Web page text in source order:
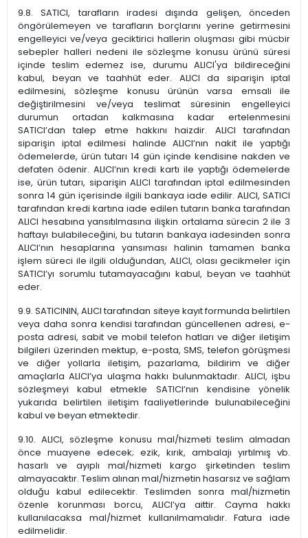
9.8. SATICI, tarafların iradesi dışında gelişen, önceden
öngörülemeyen ve tarafların borçlarını yerine getirmesini
engelleyici ve/veya geciktirici hallerin oluşması gibi mücbir
sebepler halleri nedeni ile sözleşme konusu ürünü süresi
içinde teslim edemez ise, durumu ALICI'ya bildireceğini
kabul, beyan ve taahhüt eder. ALICI da siparişin iptal
edilmesini, sözleşme konusu ürünün varsa emsali ile
değiştirilmesini ve/veya teslimat süresinin engelleyici
durumun ortadan kalkmasına kadar ertelenmesini
SATICI’dan talep etme hakkını haizdir. ALICI tarafından
siparişin iptal edilmesi halinde ALICI’nın nakit ile yaptığı
ödemelerde, ürün tutarı 14 gün içinde kendisine nakden ve
defaten ödenir. ALICI’nın kredi kartı ile yaptığı ödemelerde
ise, ürün tutarı, siparişin ALICI tarafından iptal edilmesinden
sonra 14 gün içerisinde ilgili bankaya iade edilir. ALICI, SATICI
tarafından kredi kartına iade edilen tutarın banka tarafından
ALICI hesabına yansıtılmasına ilişkin ortalama sürecin 2 ile 3
haftayı bulabileceğini, bu tutarın bankaya iadesinden sonra
ALICI’nın hesaplarına yansıması halinin tamamen banka
işlem süreci ile ilgili olduğundan, ALICI, olası gecikmeler için
SATICI’yı sorumlu tutamayacağını kabul, beyan ve taahhüt
eder.
9.9. SATICININ, ALICI tarafından siteye kayıt formunda belirtilen
veya daha sonra kendisi tarafından güncellenen adresi, e-
posta adresi, sabit ve mobil telefon hatları ve diğer iletişim
bilgileri üzerinden mektup, e-posta, SMS, telefon görüşmesi
ve diğer yollarla iletişim, pazarlama, bildirim ve diğer
amaçlarla ALICI’ya ulaşma hakkı bulunmaktadır. ALICI, işbu
sözleşmeyi kabul etmekle SATICI’nın kendisine yönelik
yukarıda belirtilen iletişim faaliyetlerinde bulunabileceğini
kabul ve beyan etmektedir.
9.10. ALICI, sözleşme konusu mal/hizmeti teslim almadan
önce muayene edecek; ezik, kırık, ambalajı yırtılmış vb.
hasarlı ve ayıplı mal/hizmeti kargo şirketinden teslim
almayacaktır. Teslim alınan mal/hizmetin hasarsız ve sağlam
olduğu kabul edilecektir. Teslimden sonra mal/hizmetin
özenle korunması borcu, ALICI’ya aittir. Cayma hakkı
kullanılacaksa mal/hizmet kullanılmamalıdır. Fatura iade
edilmelidir.